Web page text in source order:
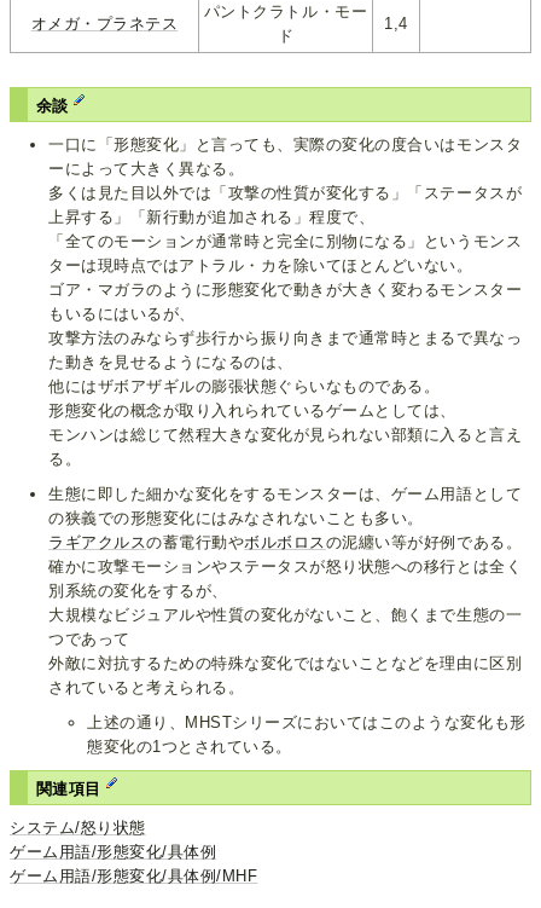
オメガ・プラネテス
パントクラトル・モー
ド
1,4
余談
一口に「形態変化」と言っても、実際の変化の度合いはモンスタ
ーによって大きく異なる。
多くは見た目以外では「攻撃の性質が変化する」「ステータスが
上昇する」「新行動が追加される」程度で、
「全てのモーションが通常時と完全に別物になる」というモンス
ターは現時点ではアトラル・カを除いてほとんどいない。
ゴア・マガラのように形態変化で動きが大きく変わるモンスター
もいるにはいるが、
攻撃方法のみならず歩行から振り向きまで通常時とまるで異なっ
た動きを見せるようになるのは、
他にはザボアザギルの膨張状態ぐらいなものである。
形態変化の概念が取り入れられているゲームとしては、
モンハンは総じて然程大きな変化が見られない部類に入ると言え
る。
生態に即した細かな変化をするモンスターは、ゲーム用語として
の狭義での形態変化にはみなされないことも多い。
ラギアクルスの蓄電行動やボルボロスの泥纏い等が好例である。
確かに攻撃モーションやステータスが怒り状態への移行とは全く
別系統の変化をするが、
大規模なビジュアルや性質の変化がないこと、飽くまで生態の一
つであって
外敵に対抗するための特殊な変化ではないことなどを理由に区別
されていると考えられる。
上述の通り、MHSTシリーズにおいてはこのような変化も形
態変化の1つとされている。
関連項目
システム/怒り状態
ゲーム用語/形態変化/具体例
ゲーム用語/形態変化/具体例/MHF